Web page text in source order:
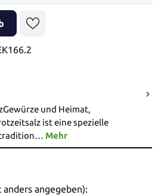
gewünschten Wert ein oder benutze die
und Heimat,
ist eine spezielle
tradition… Mehr
anders angegeben):